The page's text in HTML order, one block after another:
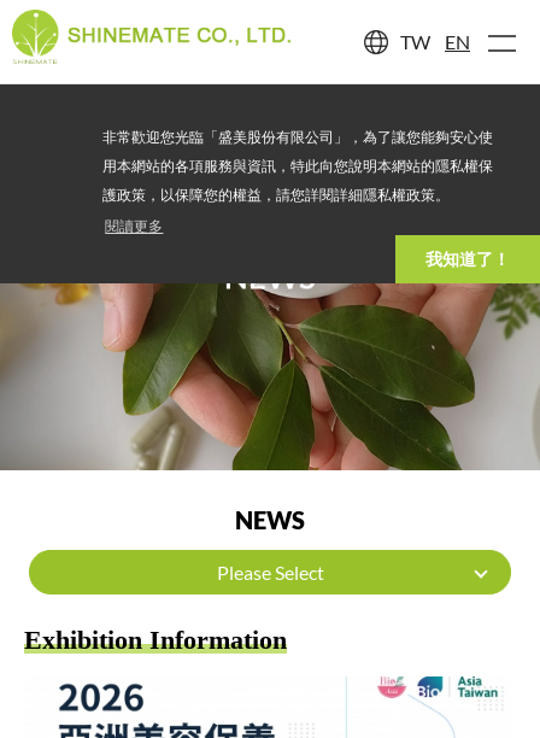
非常歡迎您光臨「盛美股份有限公司」，為了讓您能夠安心使
用本網站的各項服務與資訊，特此向您說明本網站的隱私權保
護政策，以保障您的權益，請您詳閱詳細隱私權政策。
閱讀更多
我知道了！
TW EN
NEWS
NEWS
Please Select
Exhibition Information